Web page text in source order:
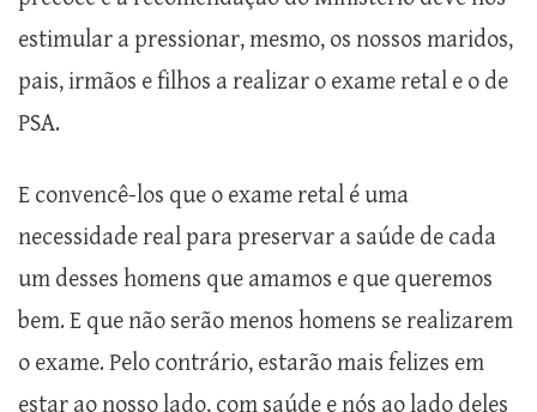
estimular a pressionar, mesmo, os nossos maridos,
pais, irmãos e filhos a realizar o exame retal e o de
PSA.
E convencê-los que o exame retal é uma
necessidade real para preservar a saúde de cada
um desses homens que amamos e que queremos
bem. E que não serão menos homens se realizarem
o exame. Pelo contrário, estarão mais felizes em
estar ao nosso lado, com saúde e nós ao lado deles